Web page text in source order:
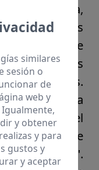
Acuña,
sede damos
de
las personas
sus familias.
multiplica
atención, el
de
necesitan".
similares
sesión o
de
web y
y obtener
y para
gustos y
y aceptar